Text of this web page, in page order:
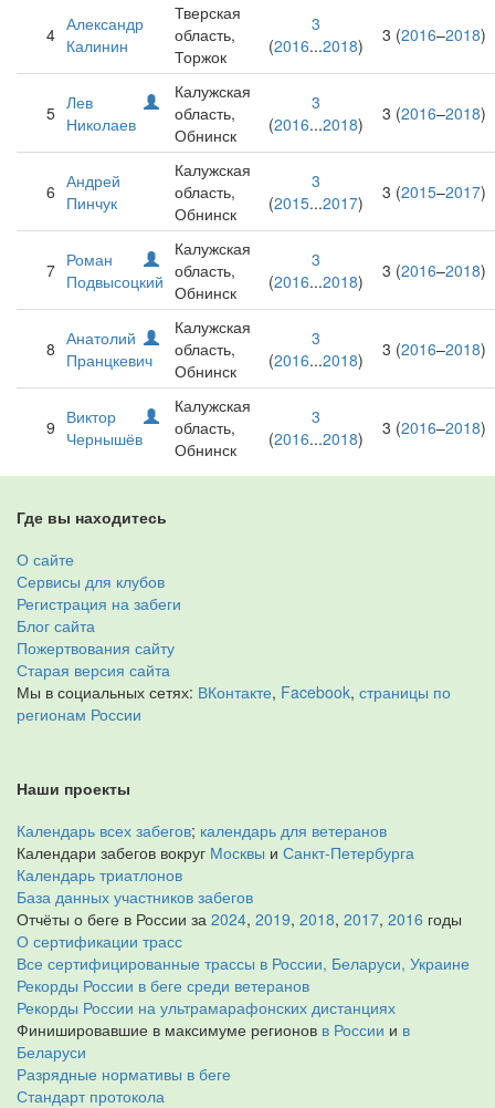
4 Александр
Калинин
Тверская
область,
Торжок
3
(2016...2018) 3 (2016–2018)
5 Лев
Николаев
Калужская
область,
Обнинск
3
(2016...2018) 3 (2016–2018)
6 Андрей
Пинчук
Калужская
область,
Обнинск
3
(2015...2017) 3 (2015–2017)
7 Роман
Подвысоцкий
Калужская
область,
Обнинск
3
(2016...2018) 3 (2016–2018)
8 Анатолий
Пранцкевич
Калужская
область,
Обнинск
3
(2016...2018) 3 (2016–2018)
9 Виктор
Чернышёв
Калужская
область,
Обнинск
3
(2016...2018) 3 (2016–2018)
Где вы находитесь
О сайте
Сервисы для клубов
Регистрация на забеги
Блог сайта
Пожертвования сайту
Старая версия сайта
Мы в социальных сетях: ВКонтакте, Facebook, страницы по
регионам России
Наши проекты
Календарь всех забегов; календарь для ветеранов
Календари забегов вокруг Москвы и Санкт-Петербурга
Календарь триатлонов
База данных участников забегов
Отчёты о беге в России за 2024, 2019, 2018, 2017, 2016 годы
О сертификации трасс
Все сертифицированные трассы в России, Беларуси, Украине
Рекорды России в беге среди ветеранов
Рекорды России на ультрамарафонских дистанциях
Финишировавшие в максимуме регионов в России и в
Беларуси
Разрядные нормативы в беге
Стандарт протокола